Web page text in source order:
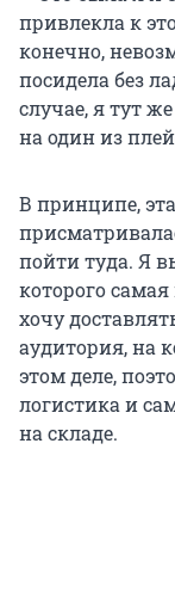
привлекла к
конечно,
посидела без
случае, я тут
на один из
В принципе,
пойти туда. Я
которого
хочу
аудитория, на
этом деле,
логистика и
на складе.